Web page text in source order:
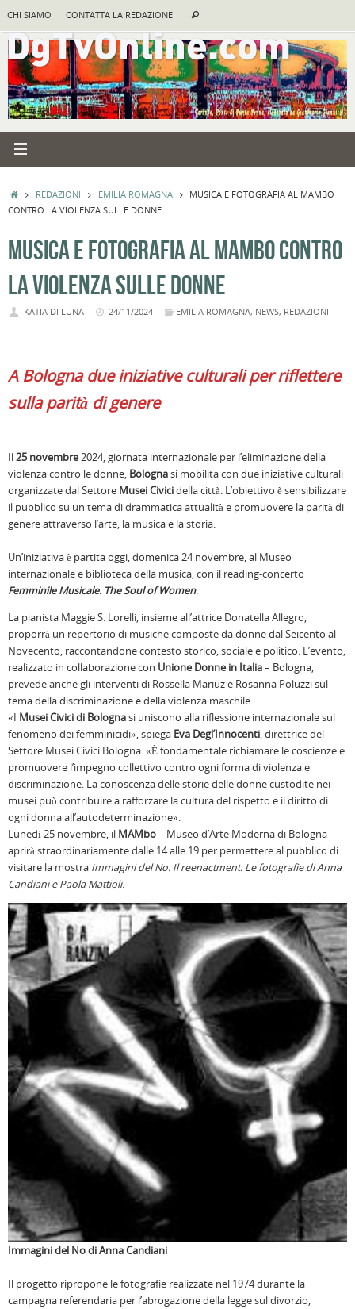
contenuto
CHI SIAMO CONTATTA LA REDAZIONE Cerca
HOMEREDAZIONI EMILIA ROMAGNA
MUSICA E FOTOGRAFIA AL MAMBO
CONTRO LA VIOLENZA SULLE DONNE
MUSICA E FOTOGRAFIA AL MAMBO CONTRO
LA VIOLENZA SULLE DONNE
KATIA DI LUNA 24/11/2024 EMILIA ROMAGNA, NEWS, REDAZIONI
A Bologna due iniziative culturali per riflettere
sulla parità di genere
Il25 novembre2024, giornata internazionale per l’eliminazione della
violenza contro le donne, Bolognasi mobilita con due iniziative culturali
organizzate dal Settore Musei Civicidella città. L’obiettivo è sensibilizzare
il pubblico su un tema di drammatica attualità e promuovere la parità di
genere attraverso l’arte, la musica e la storia.
Un’iniziativa è partita oggi, domenica 24 novembre, al Museo
internazionale e biblioteca della musica, con il reading-concerto
Femminile Musicale. The Soul of Women.
La pianista Maggie S. Lorelli, insieme all’attrice Donatella Allegro,
proporrà un repertorio di musiche composte da donne dal Seicento al
Novecento, raccontandone contesto storico, sociale e politico. L’evento,
realizzato in collaborazione con Unione Donne in Italia– Bologna,
prevede anche gli interventi di Rossella Mariuz e Rosanna Poluzzi sul
tema della discriminazione e della violenza maschile.
«I Musei Civici di Bolognasi uniscono alla riflessione internazionale sul
fenomeno dei femminicidi», spiega Eva Degl’Innocenti, direttrice del
Settore Musei Civici Bologna. «È fondamentale richiamare le coscienze e
promuovere l’impegno collettivo contro ogni forma di violenza e
discriminazione. La conoscenza delle storie delle donne custodite nei
musei può contribuire a rafforzare la cultura del rispetto e il diritto di
ogni donna all’autodeterminazione».
Lunedì 25 novembre, il MAMbo– Museo d’Arte Moderna di Bologna –
aprirà straordinariamente dalle 14 alle 19 per permettere al pubblico di
visitare la mostra Immagini del No. Il reenactment. Le fotografie di Anna
Candiani e Paola Mattioli.
Immagini del No di Anna Candiani
Il progetto ripropone le fotografie realizzate nel 1974 durante la
campagna referendaria per l’abrogazione della legge sul divorzio,